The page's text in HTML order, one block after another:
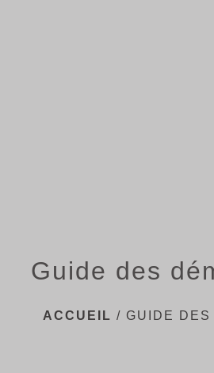
Guide des
ACCUEIL / GUIDE DES